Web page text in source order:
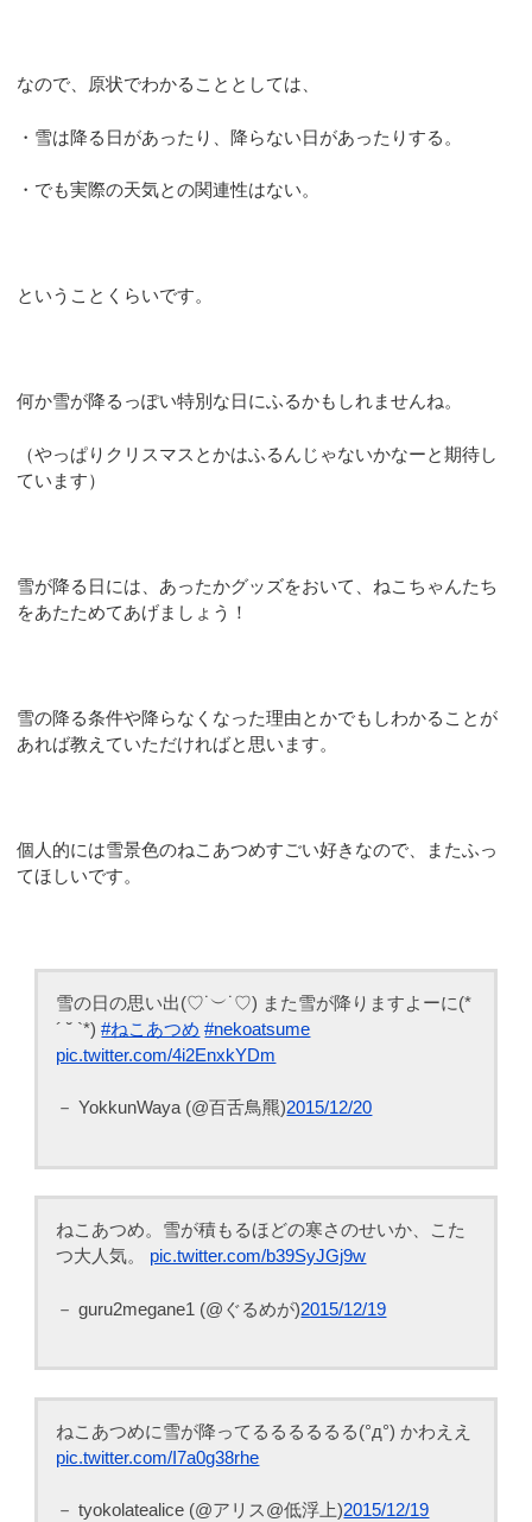
なので、原状でわかることとしては、
・雪は降る日があったり、降らない日があったりする。
・でも実際の天気との関連性はない。
ということくらいです。
何か雪が降るっぽい特別な日にふるかもしれませんね。
（やっぱりクリスマスとかはふるんじゃないかなーと期待し
ています）
雪が降る日には、あったかグッズをおいて、ねこちゃんたち
をあたためてあげましょう！
雪の降る条件や降らなくなった理由とかでもしわかることが
あれば教えていただければと思います。
個人的には雪景色のねこあつめすごい好きなので、またふっ
てほしいです。
雪の日の思い出(♡˙︶˙♡) また雪が降りますよーに(*
´ ˘ `*)#ねこあつめ #nekoatsume
pic.twitter.com/4i2EnxkYDm
－ YokkunWaya (@百舌鳥羆)2015/12/20
ねこあつめ。雪が積もるほどの寒さのせいか、こた
つ大人気。 pic.twitter.com/b39SyJGj9w
－ guru2megane1 (@ぐるめが)2015/12/19
ねこあつめに雪が降ってるるるるるる(°д°) かわええ
pic.twitter.com/I7a0g38rhe
－ tyokolatealice (@アリス@低浮上)2015/12/19